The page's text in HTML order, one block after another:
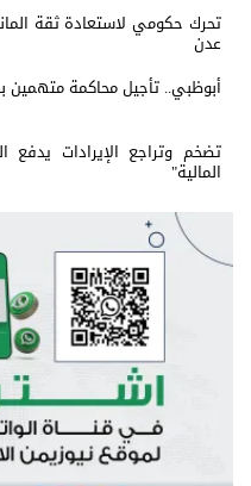
تحرك حكومي لاستعادة ثقة
عدن
أبوظبي.. تأجيل محاكمة
تضخم وتراجع الإيرادات
المالية"